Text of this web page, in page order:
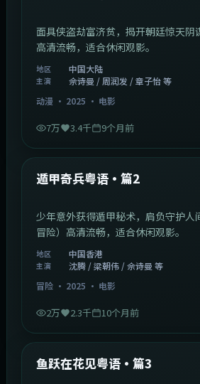
面具侠盗劫富济贫，揭开朝廷惊天阴
高清流畅，适合休闲观影。
地区 中国大陆
主演
佘诗曼 / 周润发 / 章子怡 等
动漫 · 2025 · 电影
7万 3.4千 9个月前
最新
遁甲奇兵粤语·篇2
少年意外获得遁甲秘术，肩负守护人
冒险）高清流畅，适合休闲观影。
地区 中国香港
主演
沈腾 / 梁朝伟 / 佘诗曼 等
冒险· 2025 · 电影
2万 2.3千 10个月前
最新
鱼跃在花见粤语·篇3